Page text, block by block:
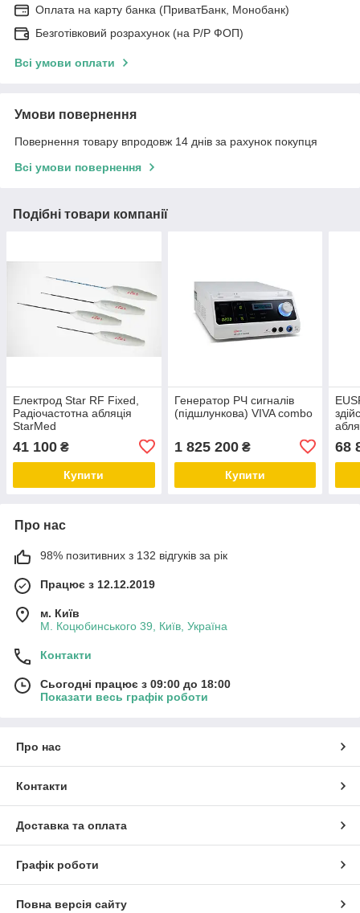
Оплата на карту банка (ПриватБанк, Монобанк)
Безготівковий розрахунок (на Р/Р ФОП)
Всі умови оплати
Умови повернення
Повернення товару впродовж 14 днів за рахунок покупця
Всі умови повернення
Подібні товари компанії
Електрод Star RF Fixed,
Радіочастотна абляція
StarMed
41 100 ₴
Купити
Генератор РЧ сигналів
(підшлункова) VIVA combo
1 825 200₴
Купити
68
Про нас
98% позитивних з 132 відгуків за рік
Працює з 12.12.2019
м. Київ
М. Коцюбинського 39, Київ, Україна
Контакти
Сьогодні працює з 09:00 до 18:00
Показати весь графік роботи
Про нас
Контакти
Доставка та оплата
Графік роботи
Повна версія сайту